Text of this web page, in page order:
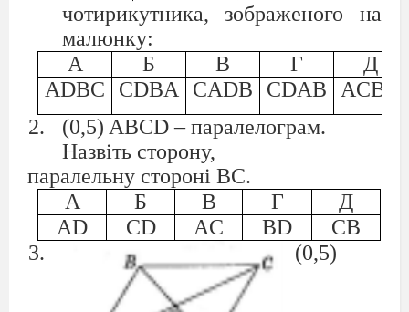
чотирикутника, зображеного на
малюнку:
А
Б В Г
Д
ADBC
CDBA CADB CDAB
ACBD
(0,5) ABCD – паралелограм.
Назвіть сторону,
паралельну стороні ВС.
А
Б В Г
Д
АD
CD AC BD
СВ
(0,5)